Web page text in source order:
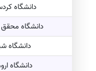
دانشگاه
دانشگاه محقق
دانشگاه
دانشگاه